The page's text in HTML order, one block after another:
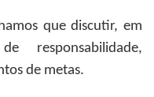
que discutir, em
responsabilidade,
de metas.